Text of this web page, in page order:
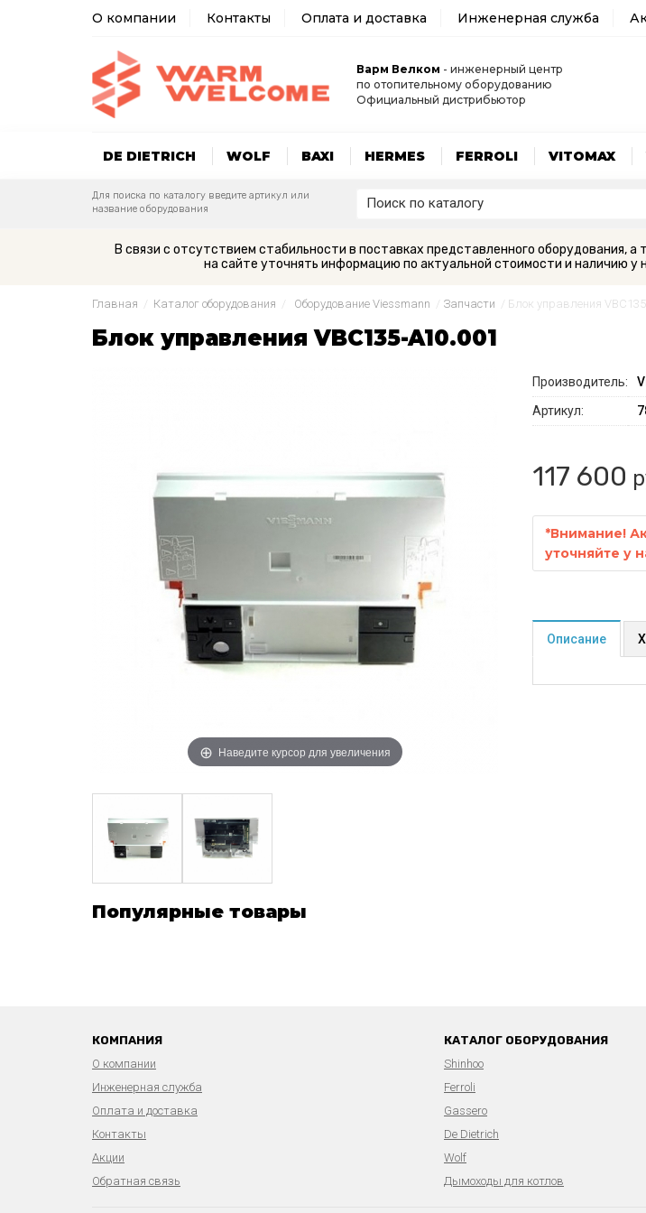
О компании Контакты Оплата и доставка Инженерная служба
Варм Велком - инженерный центр
по отопительному оборудованию
Официальный дистрибьютор
DE DIETRICH WOLF BAXI HERMES FERROLI VITOMAX
Для поиска по каталогу введите артикул или
название оборудования
В связи с отсутствием стабильности в поставках представленного оборудования,
на сайте уточнять информацию по актуальной стоимости и наличию
Главная Каталог оборудования Оборудование Viessmann Запчасти Блок управления
Блок управления VBC135-A10.001
Наведите курсор для увеличения
Производитель:
Артикул:
117 600
*Внимание!
уточняйте у
Описание
Популярные товары
КОМПАНИЯ
О компании
Инженерная служба
Оплата и доставка
Контакты
Акции
Обратная связь
КАТАЛОГ ОБОРУДОВАНИЯ
Shinhoo
Ferroli
Gassero
De Dietrich
Wolf
Дымоходы для котлов